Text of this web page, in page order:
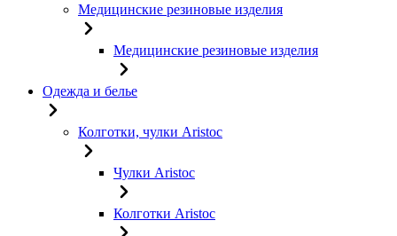
Медицинские резиновые изделия
Медицинские резиновые изделия
Одежда и белье
Колготки, чулки Aristoc
Чулки Aristoc
Колготки Aristoc